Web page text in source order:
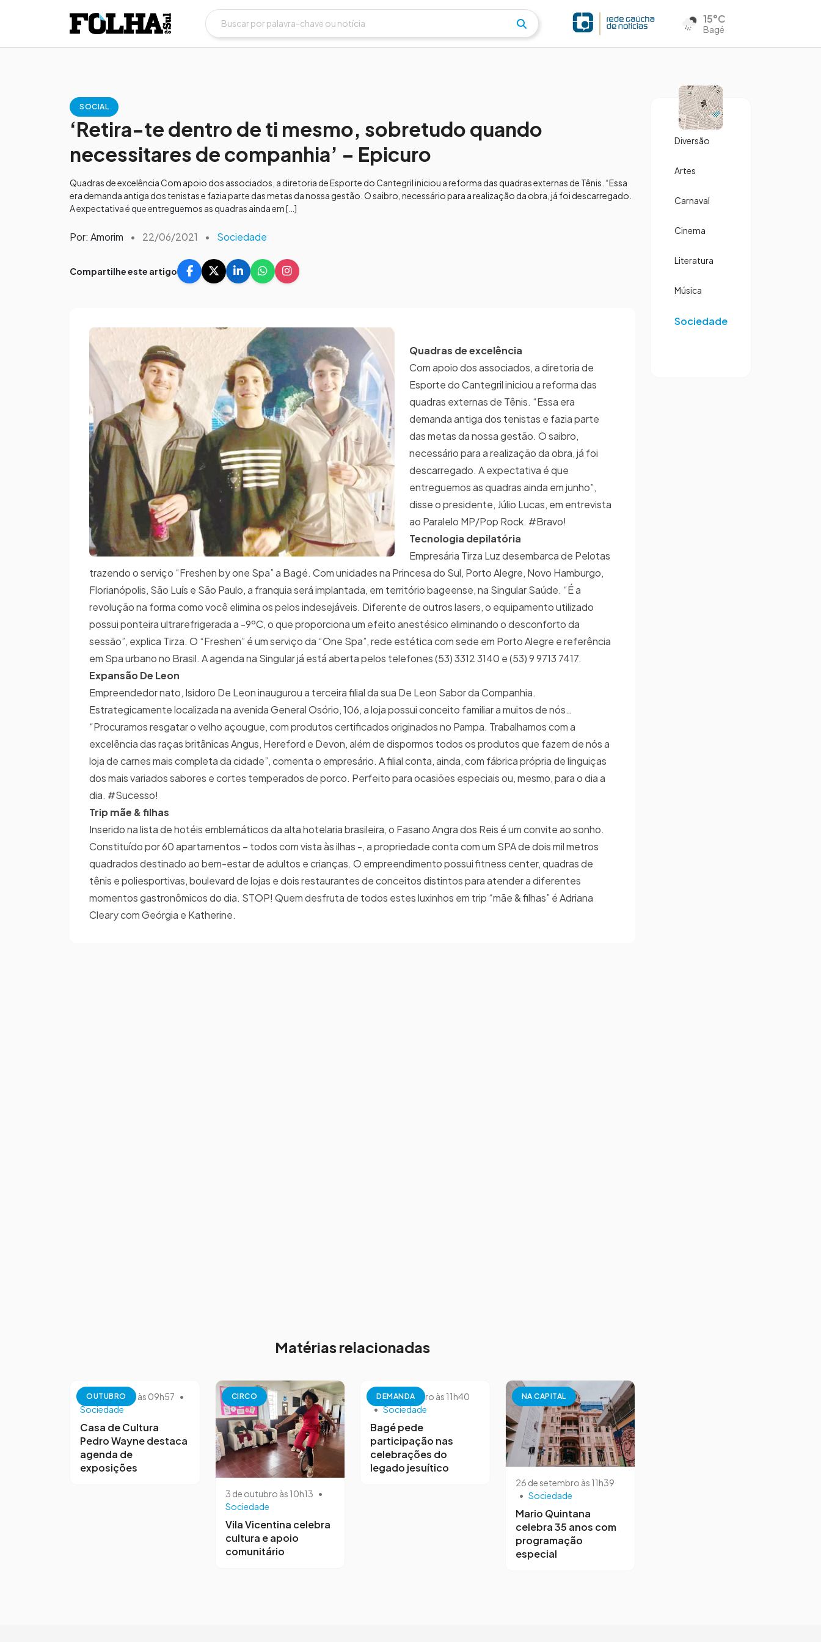
15°C
Bagé
SOCIAL
‘Retira-te dentro de ti mesmo, sobretudo quando
necessitares de companhia’ – Epicuro
Quadras de excelência Com apoio dos associados, a diretoria de Esporte do Cantegril iniciou a reforma das quadras externas de Tênis. “Essa
era demanda antiga dos tenistas e fazia parte das metas da nossa gestão. O saibro, necessário para a realização da obra, já foi descarregado.
A expectativa é que entreguemos as quadras ainda em […]
Por: Amorim • 22/06/2021 • Sociedade
Compartilhe este artigo
Quadras de excelência
Com apoio dos associados, a diretoria de
Esporte do Cantegril iniciou a reforma das
quadras externas de Tênis. “Essa era
demanda antiga dos tenistas e fazia parte
das metas da nossa gestão. O saibro,
necessário para a realização da obra, já foi
descarregado. A expectativa é que
entreguemos as quadras ainda em junho”,
disse o presidente, Júlio Lucas, em entrevista
ao Paralelo MP/Pop Rock. #Bravo!
Tecnologia depilatória
Empresária Tirza Luz desembarca de Pelotas
trazendo o serviço “Freshen by one Spa” a Bagé. Com unidades na Princesa do Sul, Porto Alegre, Novo Hamburgo,
Florianópolis, São Luís e São Paulo, a franquia será implantada, em território bageense, na Singular Saúde. “É a
revolução na forma como você elimina os pelos indesejáveis. Diferente de outros lasers, o equipamento utilizado
possui ponteira ultrarefrigerada a -9ºC, o que proporciona um efeito anestésico eliminando o desconforto da
sessão”, explica Tirza. O “Freshen” é um serviço da “One Spa”, rede estética com sede em Porto Alegre e referência
em Spa urbano no Brasil. A agenda na Singular já está aberta pelos telefones (53) 3312 3140 e (53) 9 9713 7417.
Expansão De Leon
Empreendedor nato, Isidoro De Leon inaugurou a terceira filial da sua De Leon Sabor da Companhia.
Estrategicamente localizada na avenida General Osório, 106, a loja possui conceito familiar a muitos de nós…
“Procuramos resgatar o velho açougue, com produtos certificados originados no Pampa. Trabalhamos com a
excelência das raças britânicas Angus, Hereford e Devon, além de dispormos todos os produtos que fazem de nós a
loja de carnes mais completa da cidade”, comenta o empresário. A filial conta, ainda, com fábrica própria de linguiças
dos mais variados sabores e cortes temperados de porco. Perfeito para ocasiões especiais ou, mesmo, para o dia a
dia. #Sucesso!
Trip mãe & filhas
Inserido na lista de hotéis emblemáticos da alta hotelaria brasileira, o Fasano Angra dos Reis é um convite ao sonho.
Constituído por 60 apartamentos – todos com vista às ilhas -, a propriedade conta com um SPA de dois mil metros
quadrados destinado ao bem-estar de adultos e crianças. O empreendimento possui fitness center, quadras de
tênis e poliesportivas, boulevard de lojas e dois restaurantes de conceitos distintos para atender a diferentes
momentos gastronômicos do dia. STOP! Quem desfruta de todos estes luxinhos em trip “mãe & filhas” é Adriana
Cleary com Geórgia e Katherine.
Matérias relacionadas
OUTUBRO
13 de outubro às 09h57 •
Sociedade
Casa de Cultura
Pedro Wayne destaca
agenda de
exposições
CIRCO
3 de outubro às 10h13 •
Sociedade
Vila Vicentina celebra
cultura e apoio
comunitário
DEMANDA
26 de setembro às 11h40
• Sociedade
Bagé pede
participação nas
celebrações do
legado jesuítico
NA CAPITAL
26 de setembro às 11h39
• Sociedade
Mario Quintana
celebra 35 anos com
programação
especial
Diversão
Artes
Carnaval
Cinema
Literatura
Música
Sociedade